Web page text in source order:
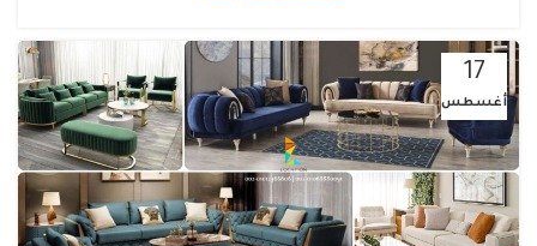
17
أغسطس